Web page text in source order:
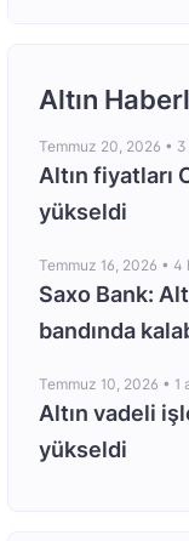
Altın
Temmuz 20, 2026 •
Altın fiyatları
yükseldi
Temmuz 16, 2026 •4
Saxo Bank:
bandında
Temmuz 10, 2026 • 1
Altın vadeli
yükseldi